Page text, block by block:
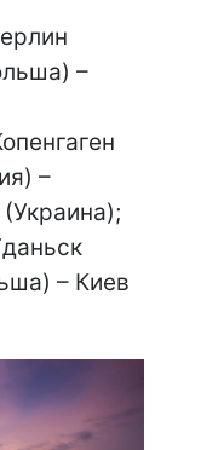
–
–
– Киев